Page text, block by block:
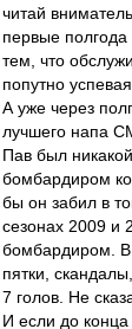
читай
первые
тем, что
попутно
А уже через
лучшего напа
Пав был
бомбардиром
бы он забил в
сезонах 2009 и
бомбардиром. В
пятки,
7 голов. Не
И если до